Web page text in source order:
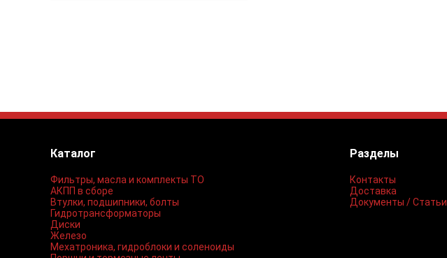
Каталог
Фильтры, масла и комплекты ТО
АКПП в сборе
Втулки, подшипники, болты
Гидротрансформаторы
Диски
Железо
Мехатроника, гидроблоки и соленоиды
Разделы
Контакты
Доставка
Документы / Статьи